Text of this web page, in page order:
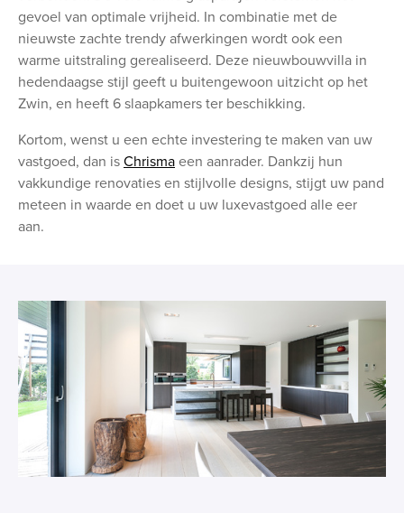
gevoel van optimale vrijheid. In combinatie met de
nieuwste zachte trendy afwerkingen wordt ook een
warme uitstraling gerealiseerd. Deze nieuwbouwvilla in
hedendaagse stijl geeft u buitengewoon uitzicht op het
Zwin, en heeft 6 slaapkamers ter beschikking.
Kortom, wenst u een echte investering te maken van uw
vastgoed, dan is Chrisma een aanrader. Dankzij hun
vakkundige renovaties en stijlvolle designs, stijgt uw pand
meteen in waarde en doet u uw luxevastgoed alle eer
aan.